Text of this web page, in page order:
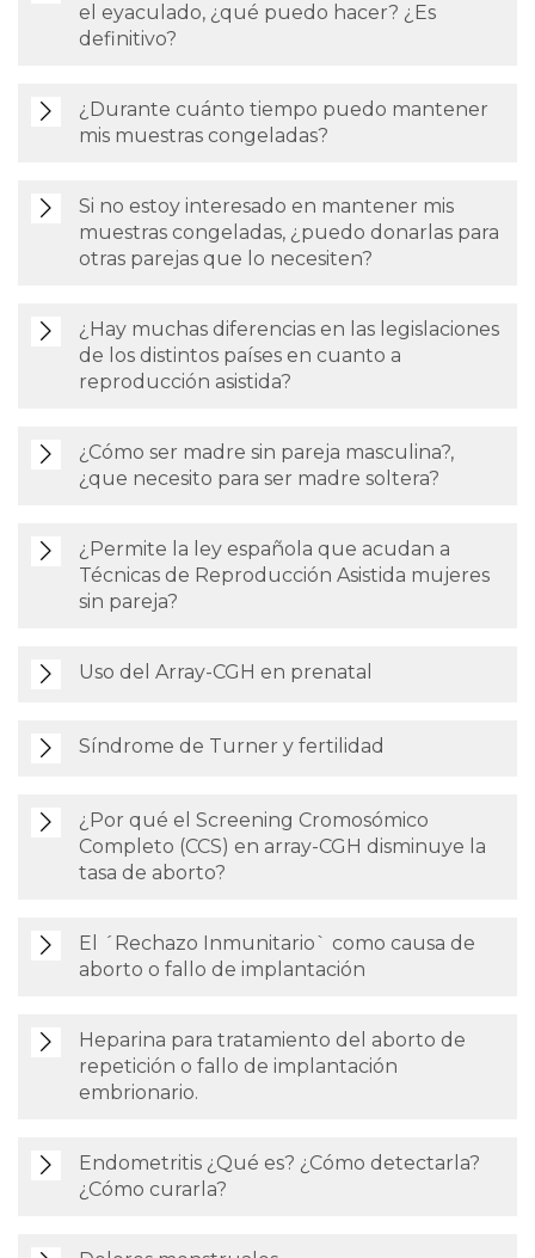
el eyaculado, ¿qué puedo hacer? ¿Es
definitivo?
¿Durante cuánto tiempo puedo mantener
mis muestras congeladas?
Si no estoy interesado en mantener mis
muestras congeladas, ¿puedo donarlas para
otras parejas que lo necesiten?
¿Hay muchas diferencias en las legislaciones
de los distintos países en cuanto a
reproducción asistida?
¿Cómo ser madre sin pareja masculina?,
¿que necesito para ser madre soltera?
¿Permite la ley española que acudan a
Técnicas de Reproducción Asistida mujeres
sin pareja?
Uso del Array-CGH en prenatal
Síndrome de Turner y fertilidad
¿Por qué el Screening Cromosómico
Completo (CCS) en array-CGH disminuye la
tasa de aborto?
El ´Rechazo Inmunitario` como causa de
aborto o fallo de implantación
Heparina para tratamiento del aborto de
repetición o fallo de implantación
embrionario.
Endometritis ¿Qué es? ¿Cómo detectarla?
¿Cómo curarla?